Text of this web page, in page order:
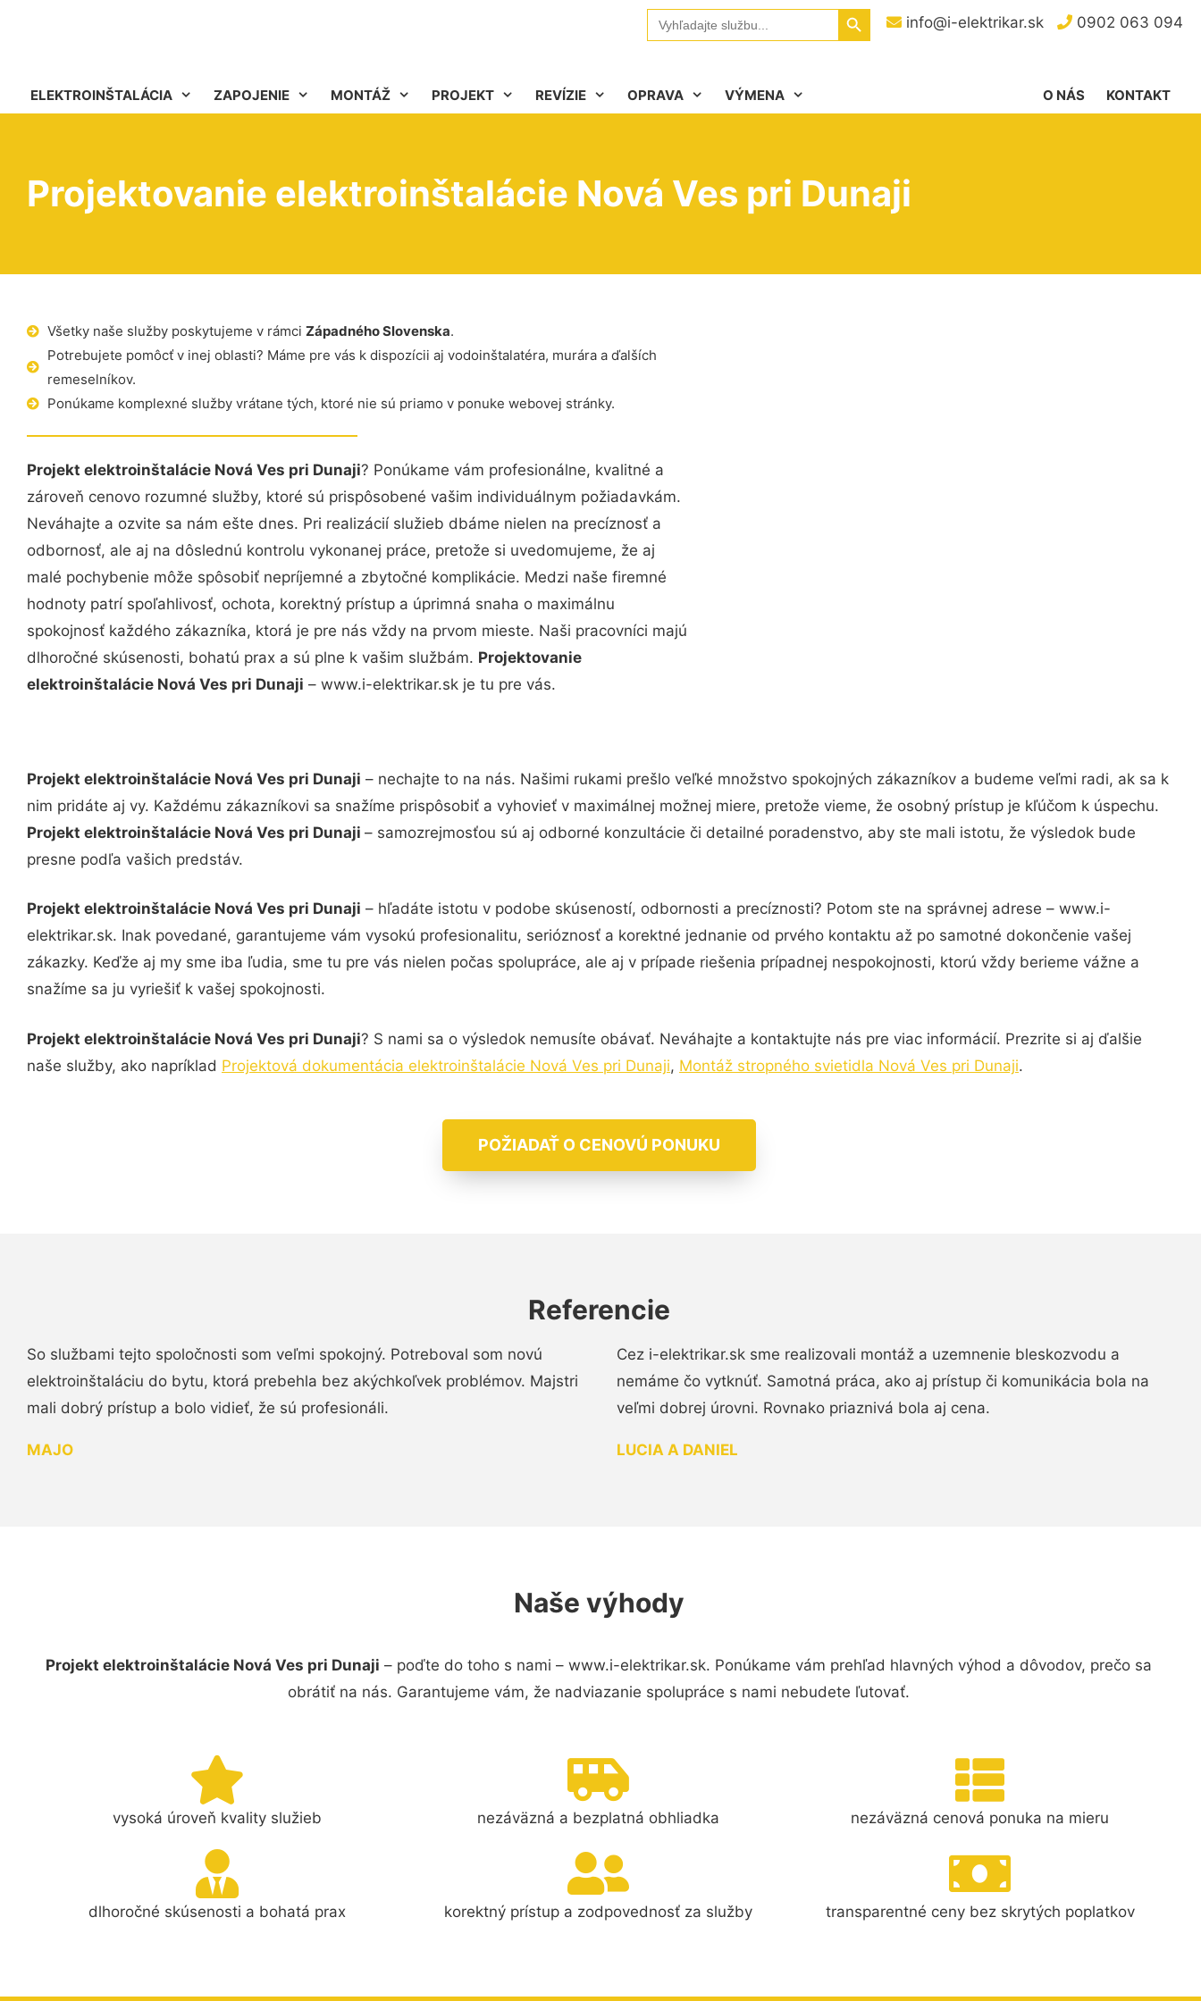
info@i-elektrikar.sk 0902 063 094
Search
for:
Search Button
ELEKTROINŠTALÁCIA ZAPOJENIE MONTÁŽ PROJEKT REVÍZIE OPRAVA VÝMENA KONTAKT
O NÁS
Projektovanie elektroinštalácie Nová Ves pri Dunaji
Všetky naše služby poskytujeme v rámci Západného Slovenska.
Potrebujete pomôcť v inej oblasti? Máme pre vás k dispozícii aj vodoinštalatéra, murára a ďalších
remeselníkov.
Ponúkame komplexné služby vrátane tých, ktoré nie sú priamo v ponuke webovej stránky.
Projekt elektroinštalácie Nová Ves pri Dunaji? Ponúkame vám profesionálne, kvalitné a
zároveň cenovo rozumné služby, ktoré sú prispôsobené vašim individuálnym požiadavkám.
Neváhajte a ozvite sa nám ešte dnes. Pri realizácií služieb dbáme nielen na precíznosť a
odbornosť, ale aj na dôslednú kontrolu vykonanej práce, pretože si uvedomujeme, že aj
malé pochybenie môže spôsobiť nepríjemné a zbytočné komplikácie. Medzi naše firemné
hodnoty patrí spoľahlivosť, ochota, korektný prístup a úprimná snaha o maximálnu
spokojnosť každého zákazníka, ktorá je pre nás vždy na prvom mieste. Naši pracovníci majú
dlhoročné skúsenosti, bohatú prax a sú plne k vašim službám. Projektovanie
elektroinštalácie Nová Ves pri Dunaji – www.i-elektrikar.sk je tu pre vás.
Projekt elektroinštalácie Nová Ves pri Dunaji – nechajte to na nás. Našimi rukami prešlo veľké množstvo spokojných zákazníkov a budeme veľmi radi, ak sa k
nim pridáte aj vy. Každému zákazníkovi sa snažíme prispôsobiť a vyhovieť v maximálnej možnej miere, pretože vieme, že osobný prístup je kľúčom k úspechu.
Projekt elektroinštalácie Nová Ves pri Dunaji – samozrejmosťou sú aj odborné konzultácie či detailné poradenstvo, aby ste mali istotu, že výsledok bude
presne podľa vašich predstáv.
Projekt elektroinštalácie Nová Ves pri Dunaji – hľadáte istotu v podobe skúseností, odbornosti a precíznosti? Potom ste na správnej adrese – www.i-
elektrikar.sk. Inak povedané, garantujeme vám vysokú profesionalitu, serióznosť a korektné jednanie od prvého kontaktu až po samotné dokončenie vašej
zákazky. Keďže aj my sme iba ľudia, sme tu pre vás nielen počas spolupráce, ale aj v prípade riešenia prípadnej nespokojnosti, ktorú vždy berieme vážne a
snažíme sa ju vyriešiť k vašej spokojnosti.
Projekt elektroinštalácie Nová Ves pri Dunaji? S nami sa o výsledok nemusíte obávať. Neváhajte a kontaktujte nás pre viac informácií. Prezrite si aj ďalšie
naše služby, ako napríklad Projektová dokumentácia elektroinštalácie Nová Ves pri Dunaji, Montáž stropného svietidla Nová Ves pri Dunaji.
POŽIADAŤ O CENOVÚ PONUKU
Referencie
So službami tejto spoločnosti som veľmi spokojný. Potreboval som novú
elektroinštaláciu do bytu, ktorá prebehla bez akýchkoľvek problémov. Majstri
mali dobrý prístup a bolo vidieť, že sú profesionáli.
MAJO
Cez i-elektrikar.sk sme realizovali montáž a uzemnenie bleskozvodu a
nemáme čo vytknúť. Samotná práca, ako aj prístup či komunikácia bola na
veľmi dobrej úrovni. Rovnako priaznivá bola aj cena.
LUCIA A DANIEL
Naše výhody
Projekt elektroinštalácie Nová Ves pri Dunaji – poďte do toho s nami – www.i-elektrikar.sk. Ponúkame vám prehľad hlavných výhod a dôvodov, prečo sa
obrátiť na nás. Garantujeme vám, že nadviazanie spolupráce s nami nebudete ľutovať.
vysoká úroveň kvality služieb nezáväzná a bezplatná obhliadka nezáväzná cenová ponuka na mieru
dlhoročné skúsenosti a bohatá prax korektný prístup a zodpovednosť za služby transparentné ceny bez skrytých poplatkov